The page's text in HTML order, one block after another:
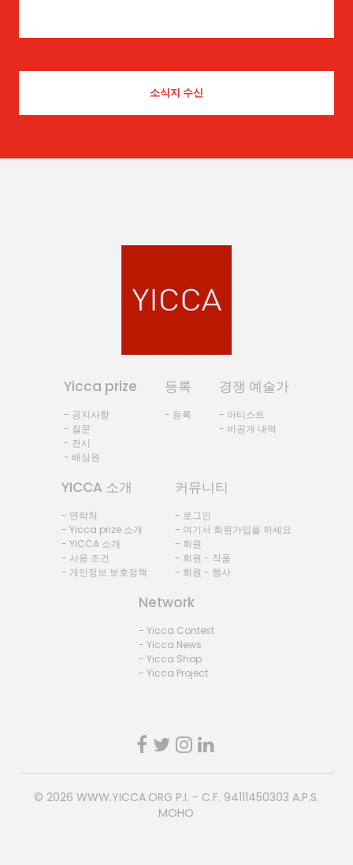
Yicca prize
- 공지사항
- 질문
- 전시
- 배심원
등록
- 등록
경쟁 예술가
- 아티스트
- 비공개 내역
YICCA 소개
- 연락처
- Yicca prize 소개
- YICCA 소개
- 사용 조건
- 개인정보 보호정책
커뮤니티
- 로그인
- 여기서 회원가입을 하세요
- 회원
- 회원 - 작품
- 회원 - 행사
Network
- Yicca Contest
- Yicca News
- Yicca Shop
- Yicca Project
© 2026 WWW.YICCA.ORG P.I. - C.F. 94111450303 A.P.S.
MOHO